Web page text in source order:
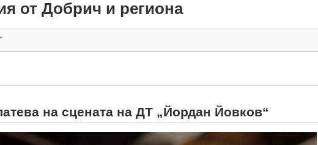
от Добрич и региона
на сцената на ДТ „Йордан Йовков“